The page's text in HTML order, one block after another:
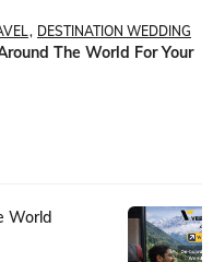
DESTINATION WEDDING
The World For Your
World